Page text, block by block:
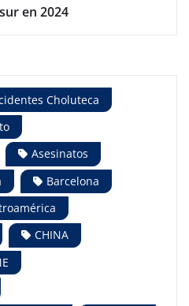
en 2024
Choluteca
Asesinatos
Barcelona
CHINA